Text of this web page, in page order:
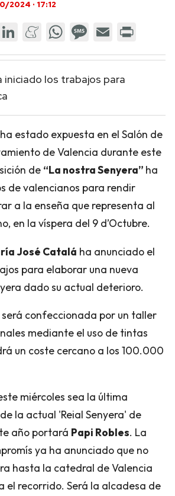
2024 · 17:12
iniciado los trabajos para
estado expuesta en el Salón de
de Valencia durante este
de “La nostra Senyera” ha
de valencianos para rendir
a la enseña que representa al
en la víspera del 9 d’Octubre.
José Catalá ha anunciado el
para elaborar una nueva
dado su actual deterioro.
será confeccionada por un taller
mediante el uso de tintas
un coste cercano a los 100.000
miércoles sea la última
la actual 'Reial Senyera' de
año portará Papi Robles. La
ya ha anunciado que no
hasta la catedral de Valencia
el recorrido. Será la alcadesa de